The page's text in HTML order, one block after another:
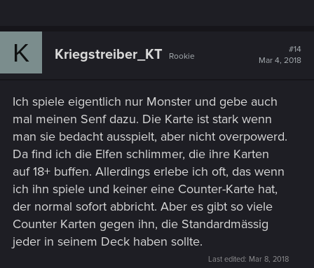
K Kriegstreiber_KT Rookie
#14
Mar 4, 2018
Ich spiele eigentlich nur Monster und gebe auch
mal meinen Senf dazu. Die Karte ist stark wenn
man sie bedacht ausspielt, aber nicht overpowerd.
Da find ich die Elfen schlimmer, die ihre Karten
auf 18+ buffen. Allerdings erlebe ich oft, das wenn
ich ihn spiele und keiner eine Counter-Karte hat,
der normal sofort abbricht. Aber es gibt so viele
Counter Karten gegen ihn, die Standardmässig
jeder in seinem Deck haben sollte.
Last edited: Mar 8, 2018